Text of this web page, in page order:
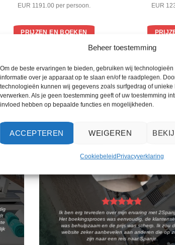
Beheer toestemming
Om de beste ervaringen te bieden, gebruiken wij
informatie over je apparaat op te slaan en/of te raadplegen.
technologieën kunnen wij gegevens zoals surfgedrag of unieke
verwerken. Als je geen toestemming geeft of uw toestemming
invloed hebben op bepaalde functies en mogelijkheden.
ACCEPTEREN WEIGEREN
CookiebeleidPrivacyverklaring
EUR 1191.00 per persoon.
PRIJZEN EN BOEKEN
EUR
WAT ZE OVER ONS
Ik ben erg tevreden over mijn ervaring met
Het boekingsproces was eenvoudig, de
was behulpzaam en de prijs was scherp. Ik zou
website zeker aanbevelen aan anderen die op
zijn naar een reis naar Spanje.